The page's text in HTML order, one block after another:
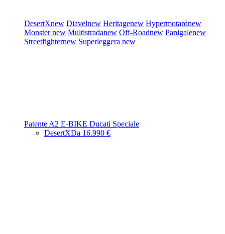
DesertXnew Diavelnew Heritagenew Hypermotardnew
Monsternew Multistradanew Off-Roadnew Panigalenew
Streetfighternew Superleggera new
Patente A2 E-BIKE Ducati Speciale
DesertXDa 16.990 €